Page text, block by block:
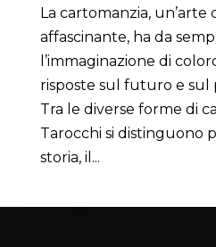
La cartomanzia, un’arte
affascinante, ha da
l’immaginazione di
risposte sul futuro e sul
Tra le diverse forme di
Tarocchi si distinguono
storia, il...